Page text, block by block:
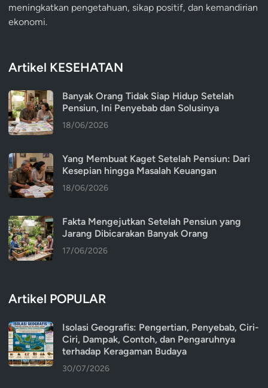
meningkatkan pengetahuan, sikap positif, dan kemandirian
ekonomi.
Artikel KESEHATAN
Banyak Orang Tidak Siap Hidup Setelah
Pensiun, Ini Penyebab dan Solusinya
18/06/2026
Yang Membuat Kaget Setelah Pensiun: Dari
Kesepian hingga Masalah Keuangan
18/06/2026
Fakta Mengejutkan Setelah Pensiun yang
Jarang Dibicarakan Banyak Orang
17/06/2026
Artikel POPULAR
Isolasi Geografis: Pengertian, Penyebab, Ciri-
Ciri, Dampak, Contoh, dan Pengaruhnya
terhadap Keragaman Budaya
30/07/2026